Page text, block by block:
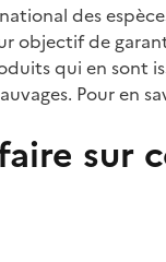
des
objectif de
qui en sont
Pour en
sur